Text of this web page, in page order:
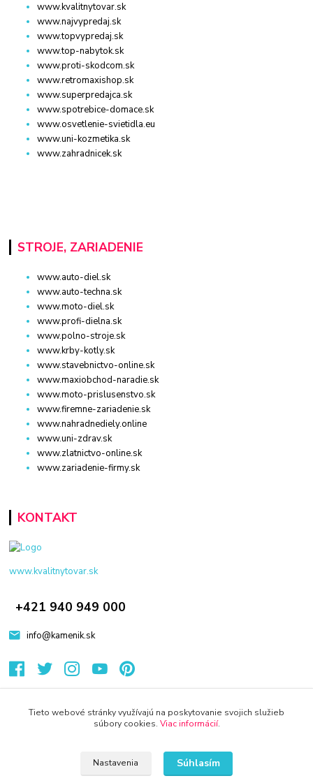
www.kvalitnytovar.sk
www.najvypredaj.sk
www.topvypredaj.sk
www.top-nabytok.sk
www.proti-skodcom.sk
www.retromaxishop.sk
www.superpredajca.sk
www.spotrebice-domace.sk
www.osvetlenie-svietidla.eu
www.uni-kozmetika.sk
www.zahradnicek.sk
STROJE, ZARIADENIE
www.auto-diel.sk
www.auto-techna.sk
www.moto-diel.sk
www.profi-dielna.sk
www.polno-stroje.sk
www.krby-kotly.sk
www.stavebnictvo-online.sk
www.maxiobchod-naradie.sk
www.moto-prislusenstvo.sk
www.firemne-zariadenie.sk
www.nahradnediely.online
www.uni-zdrav.sk
www.zlatnictvo-online.sk
www.zariadenie-firmy.sk
KONTAKT
www.kvalitnytovar.sk
+421 940 949 000
info@kamenik.sk
Tieto webové stránky využívajú na poskytovanie svojich služieb
súbory cookies. Viac informácií.
Nastavenia Súhlasím